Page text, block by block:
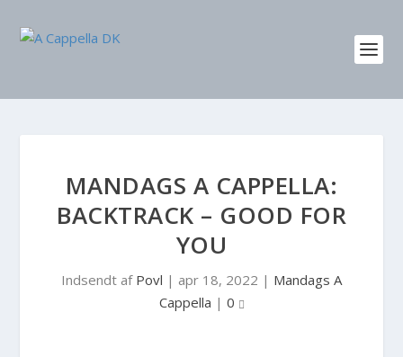
MANDAGS A CAPPELLA:
BACKTRACK – GOOD FOR
YOU
Indsendt af Povl | apr 18, 2022 | Mandags A
Cappella | 0